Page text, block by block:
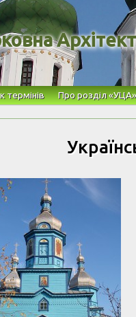
термінів Про розділ «УЦА»